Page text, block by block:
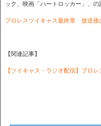
ック、映画「ハートロッカー」、
プロレスツイキャス最終章 放送後
【関連記事】
【ツイキャス・ラジオ配信】プロ